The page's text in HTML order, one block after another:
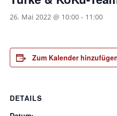
26. Mai 2022 @ 10:00 - 11:00
Zum Kalender
DETAILS